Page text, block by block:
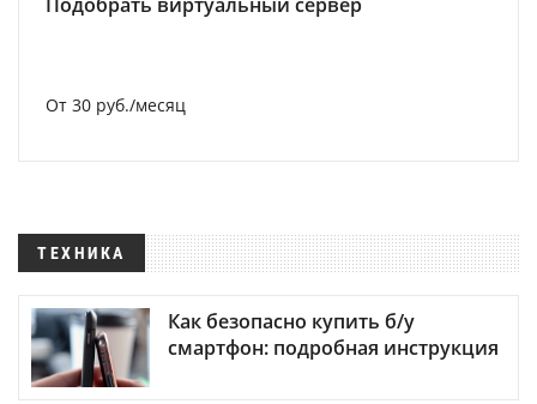
От 30 руб./месяц
ТЕХНИКА
Как безопасно купить б/у
смартфон: подробная инструкция